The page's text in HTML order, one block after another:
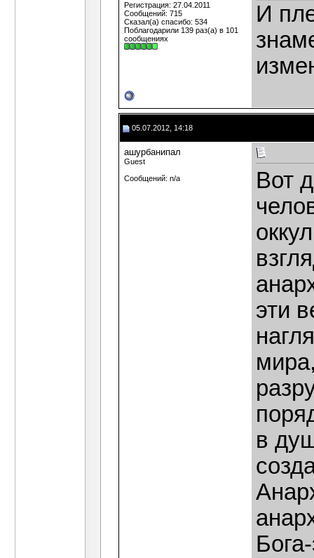
Регистрация: 27.04.2011
Сообщений: 715
Сказал(а) спасибо: 534
Поблагодарили 139 раз(а) в 101
сообщениях
И
05.07.2012, 14:18
ашурбанипал
Guest
Сообщений: n/a
Вот
эти
в